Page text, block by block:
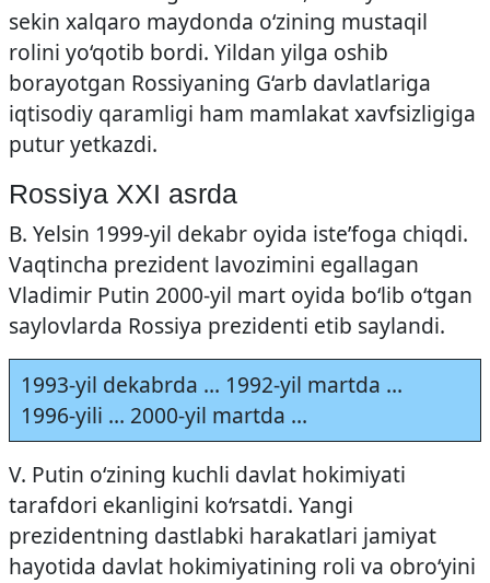
sekin xalqaro maydonda o‘zining mustaqil
rolini yo‘qotib bordi. Yildan yilga oshib
borayotgan Rossiyaning G‘arb davlatlariga
iqtisodiy qaramligi ham mamlakat xavfsizligiga
putur yetkazdi.
Rossiya XXI asrda
B. Yelsin 1999-yil dekabr oyida iste’foga chiqdi.
Vaqtincha prezident lavozimini egallagan
Vladimir Putin 2000-yil mart oyida bo‘lib o‘tgan
saylovlarda Rossiya prezidenti etib saylandi.
1993-yil dekabrda … 1992-yil martda …
1996-yili … 2000-yil martda …
V. Putin o‘zining kuchli davlat hokimiyati
tarafdori ekanligini ko‘rsatdi. Yangi
prezidentning dastlabki harakatlari jamiyat
hayotida davlat hokimiyatining roli va obro‘yini